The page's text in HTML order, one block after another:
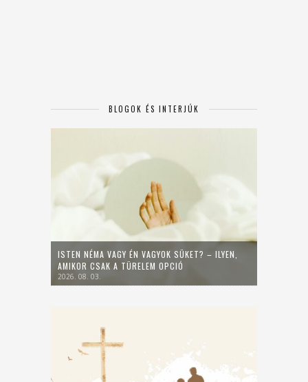
BLOGOK ÉS INTERJÚK
ISTEN NÉMA VAGY ÉN VAGYOK SÜKET? – ILYEN,
AMIKOR CSAK A TÜRELEM OPCIÓ
2026. 08. 03.